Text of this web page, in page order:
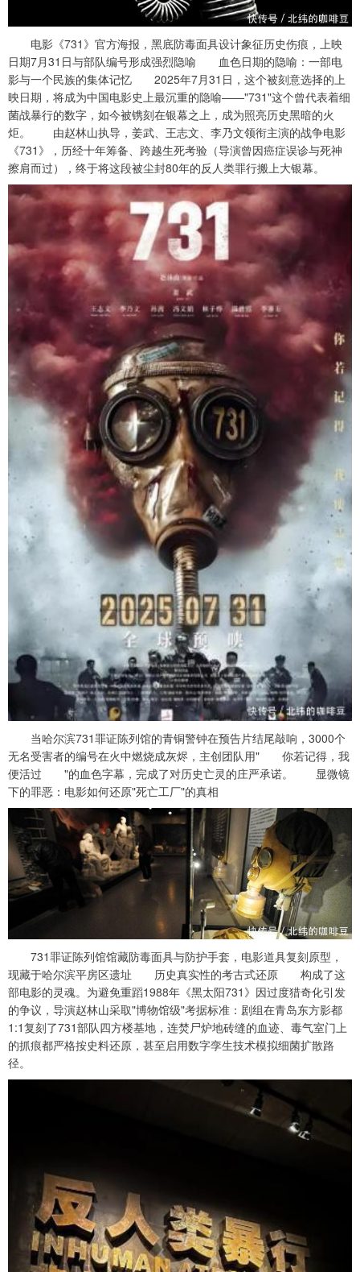
电影《731》官方海报，黑底防毒面具设计象征历史伤痕，上映
日期7月31日与部队编号形成强烈隐喻 血色日期的隐喻：一部电
影与一个民族的集体记忆 2025年7月31日，这个被刻意选择的上
映日期，将成为中国电影史上最沉重的隐喻——"731"这个曾代表着细
菌战暴行的数字，如今被镌刻在银幕之上，成为照亮历史黑暗的火
炬。 由赵林山执导，姜武、王志文、李乃文领衔主演的战争电影
《731》，历经十年筹备、跨越生死考验（导演曾因癌症误诊与死神
擦肩而过），终于将这段被尘封80年的反人类罪行搬上大银幕。
当哈尔滨731罪证陈列馆的青铜警钟在预告片结尾敲响，3000个
无名受害者的编号在火中燃烧成灰烬，主创团队用" 你若记得，我
便活过 "的血色字幕，完成了对历史亡灵的庄严承诺。 显微镜
下的罪恶：电影如何还原"死亡工厂"的真相
731罪证陈列馆馆藏防毒面具与防护手套，电影道具复刻原型，
现藏于哈尔滨平房区遗址 历史真实性的考古式还原 构成了这
部电影的灵魂。为避免重蹈1988年《黑太阳731》因过度猎奇化引发
的争议，导演赵林山采取"博物馆级"考据标准：剧组在青岛东方影都
1:1复刻了731部队四方楼基地，连焚尸炉地砖缝的血迹、毒气室门上
的抓痕都严格按史料还原，甚至启用数字孪生技术模拟细菌扩散路
径。